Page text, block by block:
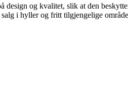
design og kvalitet, slik at den
i hyller og fritt tilgjengelige